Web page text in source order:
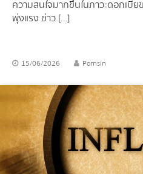
ความสนใจมากขึ้นในภาวะดอกเบี้
พุ่งแรง ข่าว […]
15/06/2026 Pornsin